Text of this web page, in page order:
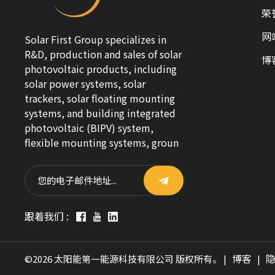
Solar First Group specializes in
R&D, production and sales of solar
photovoltaic products, including
solar power systems, solar
trackers, solar floating mounting
systems, and building integrated
photovoltaic (BIPV) system,
flexible mounting systems, groun
跟着我们 :
荣
网
博
©2026 太阳能第一能源科技有限公司 版权所有。 | 博客 |